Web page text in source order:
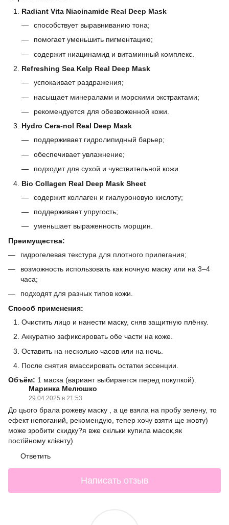
Radiant Vita Niacinamide Real Deep Mask
способствует выравниванию тона;
помогает уменьшить пигментацию;
содержит ниацинамид и витаминный комплекс.
Refreshing Sea Kelp Real Deep Mask
успокаивает раздражения;
насыщает минералами и морскими экстрактами;
рекомендуется для обезвоженной кожи.
Hydro Cera-nol Real Deep Mask
поддерживает гидролипидный барьер;
обеспечивает увлажнение;
подходит для сухой и чувствительной кожи.
Bio Collagen Real Deep Mask Sheet
содержит коллаген и гиалуроновую кислоту;
поддерживает упругость;
уменьшает выраженность морщин.
Преимущества:
гидрогелевая текстура для плотного прилегания;
возможность использовать как ночную маску или на 3–4
часа;
подходят для разных типов кожи.
Способ применения:
Очистить лицо и нанести маску, сняв защитную плёнку.
Аккуратно зафиксировать обе части на коже.
Оставить на несколько часов или на ночь.
После снятия вмассировать остатки эссенции.
Объём: 1 маска (вариант выбирается перед покупкой).
Маринка Мелюшко
29.04.2025 в 21:53
До цього брала рожеву маску , а це взяла на пробу зелену, то
ефект непоганий, рекомендую, тепер хочу взяти ще жовту)
може зробити скидку?я вже скільки купила масок,як
постійному клієнту)
Ответить
Написать отзыв